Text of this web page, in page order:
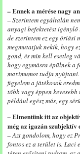
– Ennek a mérése nagy
– Szerintem egyáltalán
anyagi befektetést
de szerintem ez egy óriási
megmutatjuk nekik, hogy
gond, és min kell esetleg
hogy egymásra épülnek a
maximumot tudja
figyelem a játékosok
több vagy éppen kevesebb
például egész más, egy
– Elmentünk itt az
még az igazán szubjektív
– Azt gondolom, hogy ez
fontos ez a terület is. Laci